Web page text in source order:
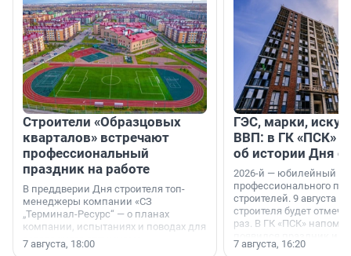
Строители «Образцовых
кварталов» встречают
профессиональный
праздник на работе
В преддверии Дня строителя топ-
менеджеры компании «СЗ
„Терминал-Ресурс“ — о планах
компании, испытаниях и поводах для
осторожного оптимизма.
7 августа, 18:00
ГЭС, марки,
ВВП: в ГК «ПСК»
об истории Дня
2026-й — юбилейный
профессионального
строителей. 9 августа
строителя будет
раз. В ГК «ПСК»
поменялась роль
7 августа, 16:20